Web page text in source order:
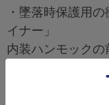
・墜落時保護用
イナー」
内装ハンモック